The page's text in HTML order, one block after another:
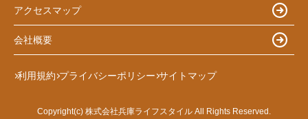
アクセスマップ
会社概要
利用規約 プライバシーポリシー サイトマップ
Copyright(c) 株式会社兵庫ライフスタイル All Rights Reserved.